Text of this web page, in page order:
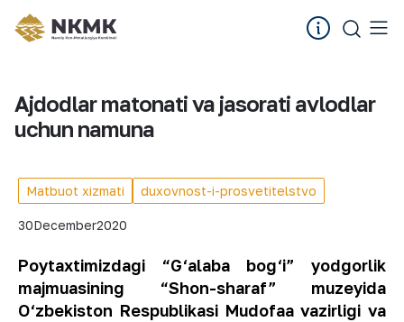
Ajdodlar matonati va jasorati avlodlar
uchun namuna
Matbuot xizmati duxovnost-i-prosvetitelstvo
30December2020
Poytaxtimizdagi “G‘alaba bog‘i” yodgorlik
majmuasining “Shon-sharaf” muzeyida
O‘zbekiston Respublikasi Mudofaa vazirligi va